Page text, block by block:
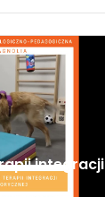
integracji